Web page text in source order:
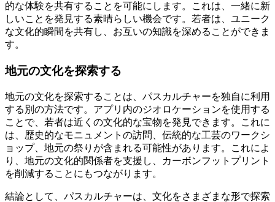
的な体験を共有することを可能にします。これは、一緒に新
しいことを発見する素晴らしい機会です。若者は、ユニーク
な文化的瞬間を共有し、お互いの知識を深めることができま
す。
地元の文化を探索する
地元の文化を探索することは、パスカルチャーを独自に利用
する別の方法です。アプリ内のジオロケーションを使用する
ことで、若者は近くの文化的な宝物を発見できます。これに
は、歴史的なモニュメントの訪問、伝統的な工芸のワークシ
ョップ、地元の祭りが含まれる可能性があります。これによ
り、地元の文化的関係者を支援し、カーボンフットプリント
を削減することにもつながります。
結論として、パスカルチャーは、文化をさまざまな形で探索